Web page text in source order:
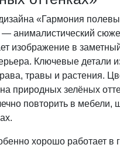
«Гармония
— анималистический
изображение в
Ключевые детали
травы и растения.
природных зелёных
повторить в мебели,
хорошо работает в